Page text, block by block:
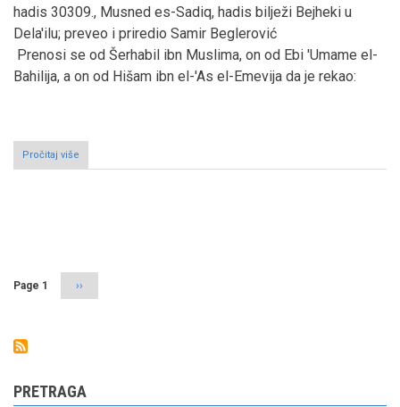
hadis 30309., Musned es-Sadiq, hadis bilježi Bejheki u
Dela'ilu; preveo i priredio Samir Beglerović
Prenosi se od Šerhabil ibn Muslima, on od Ebi 'Umame el-
Bahilija, a on od Hišam ibn el-'As el-Emevija da je rekao:
Pročitaj više
Zanimljiva
islam
Page 1
Next
››
PRETRAGA